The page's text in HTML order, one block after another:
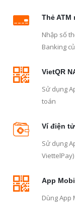
Thẻ
Nhập số
Banking
VietQR
Sử dụng
toán
Ví điện tử
Sử dụng
ViettelPay)
App
Dùng App